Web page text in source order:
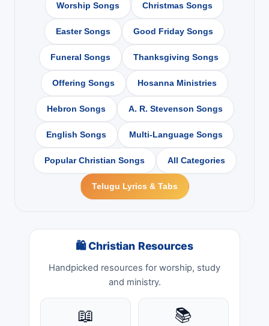
Worship Songs Christmas Songs
Easter Songs Good Friday Songs
Funeral Songs Thanksgiving Songs
Offering Songs Hosanna Ministries
Hebron Songs A. R. Stevenson Songs
English Songs Multi-Language Songs
Popular Christian Songs All Categories
Telugu Lyrics & Tabs
🛍 Christian Resources
Handpicked resources for worship, study
and ministry.
📖 📚